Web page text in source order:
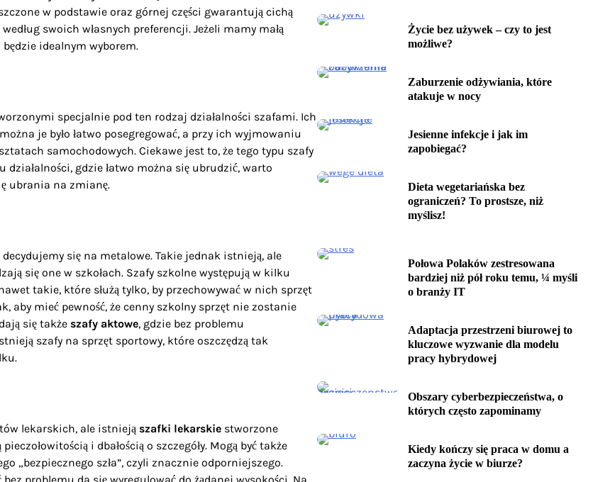
w podstawie oraz górnej części gwarantują cichą
swoich własnych preferencji. Jeżeli mamy małą
idealnym wyborem.
specjalnie pod ten rodzaj działalności szafami. Ich
je było łatwo posegregować, a przy ich wyjmowaniu
samochodowych. Ciekawe jest to, że tego typu szafy
gdzie łatwo można się ubrudzić, warto
ubrania na zmianę.
się na metalowe. Takie jednak istnieją, ale
się one w szkołach. Szafy szkolne występują w kilku
takie, które służą tylko, by przechowywać w nich sprzęt
aby mieć pewność, że cenny szkolny sprzęt nie zostanie
się także szafy aktowe, gdzie bez problemu
szafy na sprzęt sportowy, które oszczędzą tak
lekarskich, ale istnieją szafki lekarskie stworzone
i dbałością o szczegóły. Mogą być także
„bezpiecznego szła”, czyli znacznie odporniejszego.
Życie bez używek – czy to jest
możliwe?
Zaburzenie odżywiania, które
atakuje w nocy
Jesienne infekcje i jak im
zapobiegać?
Dieta wegetariańska bez
ograniczeń? To prostsze, niż
myślisz!
Połowa Polaków zestresowana
bardziej niż pół roku temu, ¼ myśli
o branży IT
Adaptacja przestrzeni biurowej to
kluczowe wyzwanie dla modelu
pracy hybrydowej
Obszary cyberbezpieczeństwa, o
których często zapominamy
Kiedy kończy się praca w domu a
zaczyna życie w biurze?